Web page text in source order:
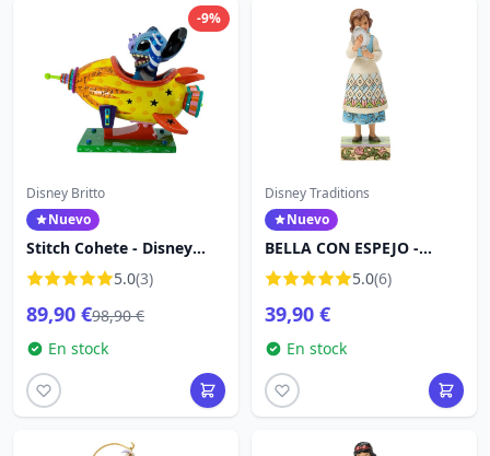
-9%
Disney Britto
Nuevo
Stitch Cohete - Disney
Britto
5.0(3)
89,90 €98,90 €
En stock
Disney Traditions
Nuevo
BELLA CON ESPEJO -
DISNEY TRADITIONS
5.0(6)
39,90 €
En stock